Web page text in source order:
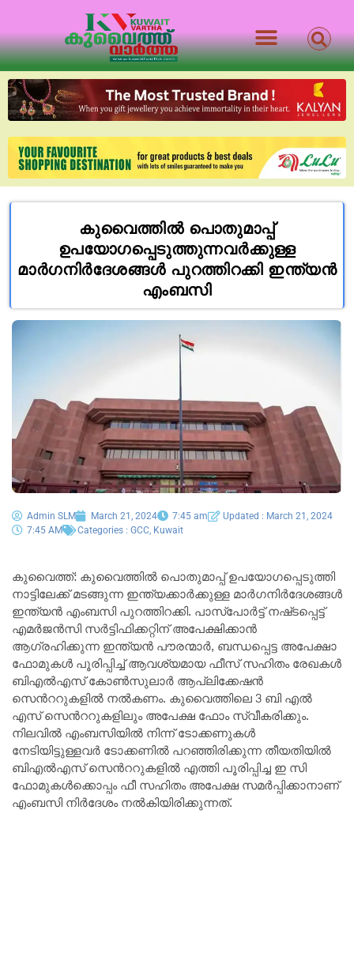
കുവൈത്തിൽ പൊതുമാപ്പ്
ഉപയോഗപ്പെടുത്തുന്നവർക്കുള്ള
മാർഗനിർദേശങ്ങൾ പുറത്തിറക്കി ഇന്ത്യൻ
എംബസി
Admin SLM March 21, 2024 7:45 am
Updated : March 21, 2024
7:45 AM
Categories : GCC Kuwait
കുവൈത്ത്: കുവൈത്തിൽ പൊതുമാപ്പ് ഉപയോഗപ്പെടുത്തി
നാട്ടിലേക്ക് മടങ്ങുന്ന ഇന്ത്യക്കാർക്കുള്ള മാർഗനിർദേശങ്ങൾ
ഇന്ത്യൻ എംബസി പുറത്തിറക്കി. പാസ്‌പോർട്ട് നഷ്‌ടപ്പെട്ട്
എമർജൻസി സർട്ടിഫിക്കറ്റിന് അപേക്ഷിക്കാൻ
ആഗ്രഹിക്കുന്ന ഇന്ത്യൻ പൗരന്മാർ, ബന്ധപ്പെട്ട അപേക്ഷാ
ഫോമുകൾ പൂരിപ്പിച്ച് ആവശ്യമായ ഫീസ് സഹിതം രേഖകൾ
ബിഎൽഎസ് കോൺസുലാർ ആപ്ലിക്കേഷൻ
സെൻററുകളിൽ നൽകണം. കുവൈത്തിലെ 3 ബി എൽ
എസ് സെൻററുകളിലും അപേക്ഷ ഫോം സ്വീകരിക്കും.
നിലവിൽ എംബസിയിൽ നിന്ന് ടോക്കണുകൾ
നേടിയിട്ടുള്ളവർ ടോക്കണിൽ പറഞ്ഞിരിക്കുന്ന തീയതിയിൽ
ബിഎൽഎസ് സെൻററുകളിൽ എത്തി പൂരിപ്പിച്ച ഇ സി
ഫോമുകൾക്കൊപ്പം ഫീ സഹിതം അപേക്ഷ സമർപ്പിക്കാനാണ്
എംബസി നിർദേശം നൽകിയിരിക്കുന്നത്.